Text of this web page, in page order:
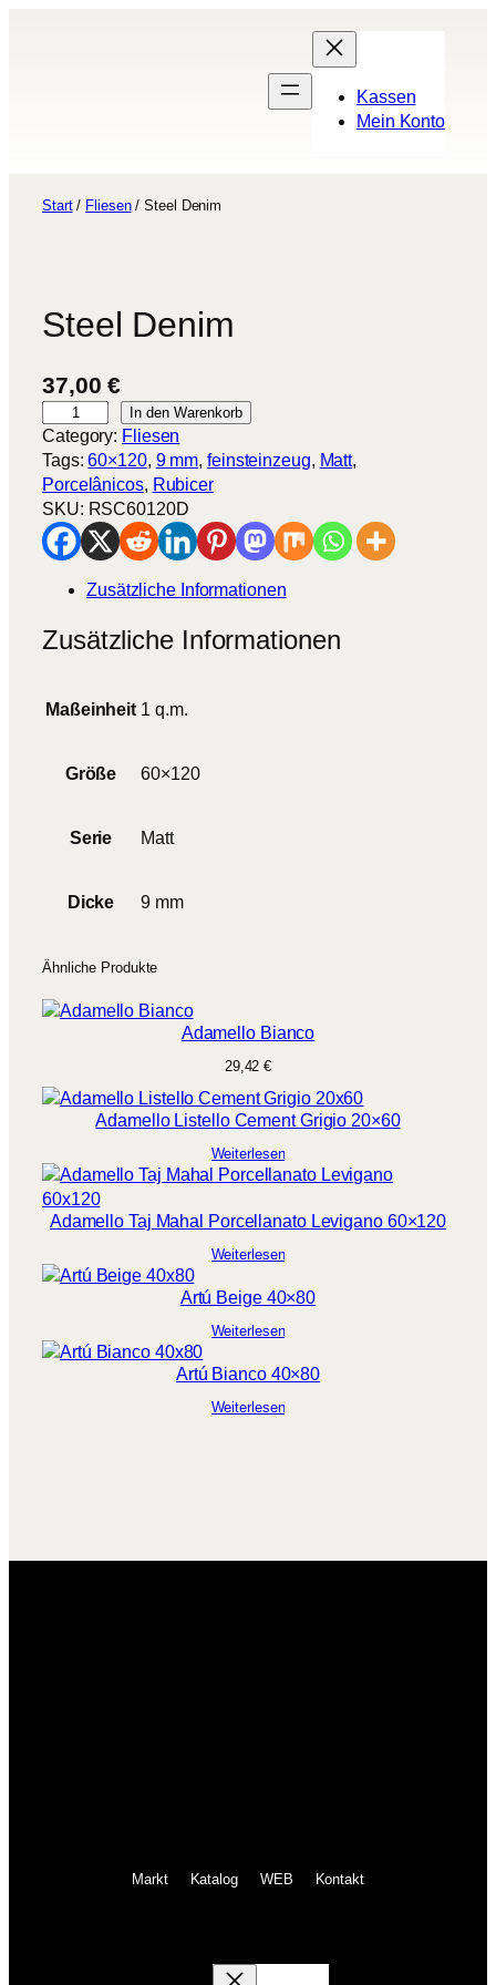
Kassen
Mein Konto
Start/ Fliesen/ Steel Denim
Steel Denim
37,00€
t
e
e
l
D
e
m
M
n
In den Warenkorb
Category: Fliesen
Tags:60×120, 9 mm, feinsteinzeug, Matt
Porcelânicos, Rubicer
SKU: RSC60120D
Zusätzliche Informationen
Zusätzliche Informationen
Maßeinheit 1 q.m.
Größe 60×120
Serie Matt
Dicke 9 mm
Ähnliche Produkte
Adamello Bianco
29,42€
Adamello Listello Cement Grigio 20×60
Weiterlesen
Adamello Taj Mahal Porcellanato Levigano 60×120
Weiterlesen
Artú Beige 40×80
Weiterlesen
Artú Bianco 40×80
Weiterlesen
Markt Katalog WEB Kontakt